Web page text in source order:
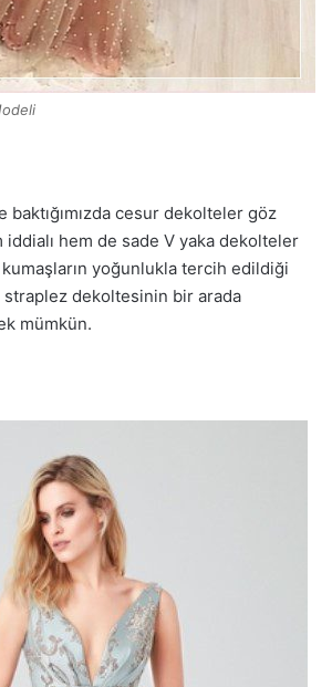
baktığımızda cesur dekolteler göz
iddialı hem de sade V yaka dekolteler
yoğunlukla tercih edildiği
straplez dekoltesinin bir arada
mümkün.